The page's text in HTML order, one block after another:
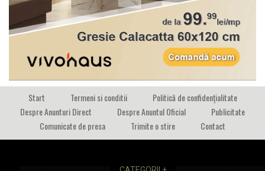
Start Termeni si conditii
Politică de confidențialitate
Despre Anunturi Direct
Despre Anuntul Oficial
Publicitate
Comunicate de presa
Trimite o stire Contact